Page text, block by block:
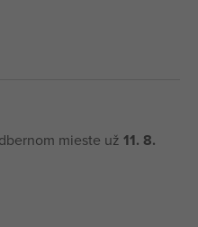
mieste už 11. 8.